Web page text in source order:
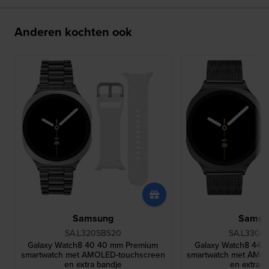
Anderen kochten ook
Samsung
SA.L320SBS20
Galaxy Watch8 40 40 mm Premium
smartwatch met AMOLED-touchscreen
en extra bandje
Galaxy Watch8 44
smartwatch met
en extra